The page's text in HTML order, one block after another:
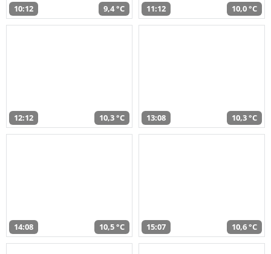
10:12 9,4 °C 11:12 10,0 °C
12:12 10,3 °C 13:08 10,3 °C
14:08 10,5 °C 15:07 10,6 °C